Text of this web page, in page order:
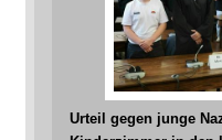
Urteil gegen junge